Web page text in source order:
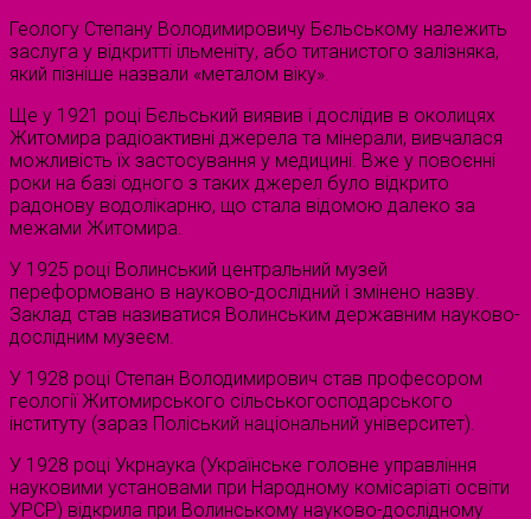
Геологу Степану Володимировичу Бєльському належить
заслуга у відкритті ільменіту, або титанистого залізняка,
який пізніше назвали «металом віку».
Ще у 1921 році Бєльський виявив і дослідив в околицях
Житомира радіоактивні джерела та мінерали, вивчалася
можливість їх застосування у медицині. Вже у повоєнні
роки на базі одного з таких джерел було відкрито
радонову водолікарню, що стала відомою далеко за
межами Житомира.
У 1925 році Волинський центральний музей
переформовано в науково-дослідний і змінено назву.
Заклад став називатися Волинським державним науково-
дослідним музеєм.
У 1928 році Степан Володимирович став професором
геології Житомирського сільськогосподарського
інституту (зараз Поліський національний університет).
У 1928 році Укрнаука (Українське головне управління
науковими установами при Народному комісаріаті освіти
УРСР) відкрила при Волинському науково-дослідному